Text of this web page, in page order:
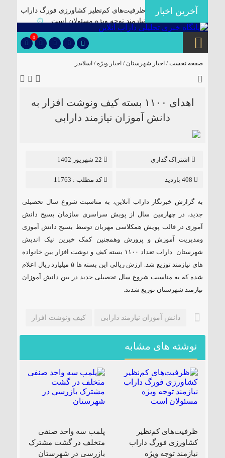
آخرین اخبار
ظرفیت‌های کم‌نظیر کشاورزی فورگ داراب
نیازمند توجه ویژه مسئولان است
۞
برگزاری آیین تودیع و معارفه بخشداران
شهرستان داراب با حضور مدیرکل سیاسی
🔴دارابگرد فارس در مسیر یونسکو/تدوین
نقشه راه ۵ ساله برای بازشناسی هویت
دارابگرد
۞
یک فوتی بر اثر ریزش آوار در معدن منگنز
کشف سلاح جنگی و تلفن ماهواره ای از این
✅بررسی موانع احداث نیروگاه خورشیدی
۱۸۵ مگاواتی تابان هور در داراب با حضور
فرماندار ویژه شهرستان
0
صفحه نخست / اخبار شهرستان/ اخبار ویژه/ اسلایدر
اهدای ۱۱٠٠ بسته کیف ونوشت افزار به
دانش آموزان نیازمند دارابی
اشتراک گذاری
کد مطلب : 11763
به گزارش خبرنگار داراب آنلاین، به مناسبت شروع سال تحصیلی
جدید، در چهارمین سال از پویش سراسری سازمان بسیج دانش
آموزی در قالب پویش همکلاسی مهربان توسط بسیج دانش آموزی
ومدیریت آموزش و پرورش وهمچنین کمک خیرین نیک اندیش
شهرستان داراب تعداد ۱۱٠٠ بسته کیف و نوشت افزار بین خانواده
های نیازمند توزیع شد. ارزش ریالی این بسته ها ۵ میلیارد ریال اعلام
شده که به مناسبت شروع سال تحصیلی جدید در بین دانش آموزان
نیازمند شهرستان توزیع شدند.
دانش آموزان نیازمند دارابی کیف ونوشت افزار
نوشته های مشابه
ظرفیت‌های کم‌نظیر
کشاورزی فورگ داراب
نیازمند توجه ویژه
پلمب سه واحد صنفی
متخلف در گشت مشترک
بازرسی در شهرستان